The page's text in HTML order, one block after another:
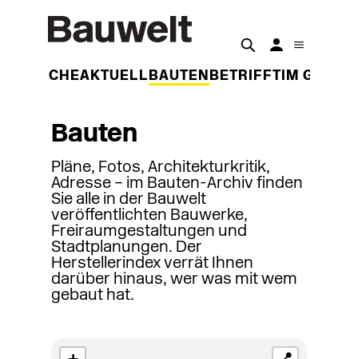
WOCHEAKTUELL BAUTEN BETRIFFT IM
Bauten
Pläne, Fotos, Architekturkritik,
Adresse – im Bauten-Archiv finden
Sie alle in der Bauwelt
veröffentlichten Bauwerke,
Freiraumgestaltungen und
Stadtplanungen. Der
Herstellerindex verrät Ihnen
darüber hinaus, wer was mit wem
gebaut hat.